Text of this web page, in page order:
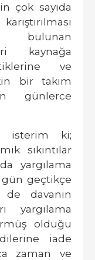
çok sayıda
bulunan
kaynağa
ve
bir takım
günlerce
isterim ki;
sıkıntılar
yargılama
geçtikçe
davanın
yargılama
olduğu
iade
zaman ve